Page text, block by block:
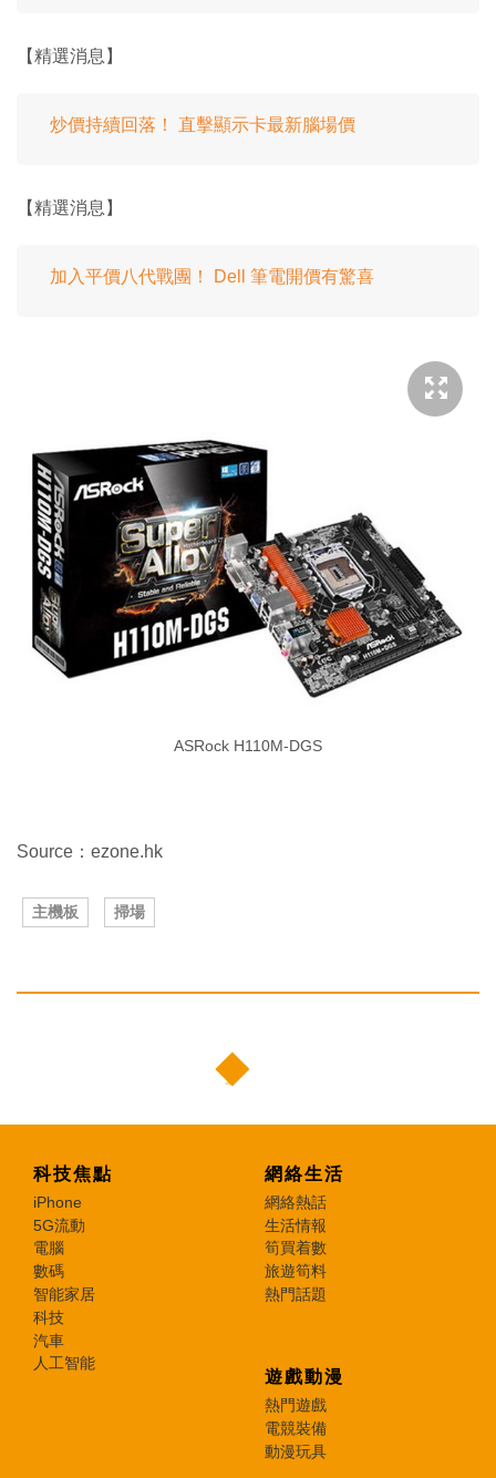
【精選消息】
炒價持續回落！ 直擊顯示卡最新腦場價
【精選消息】
加入平價八代戰團！ Dell 筆電開價有驚喜
ASRock H110M-DGS
Source：ezone.hk
主機板 掃場
科技焦點
iPhone
5G流動
電腦
數碼
智能家居
科技
汽車
人工智能
網絡生活
網絡熱話
生活情報
筍買着數
旅遊筍料
熱門話題
遊戲動漫
熱門遊戲
電競裝備
動漫玩具